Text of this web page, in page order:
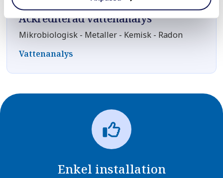
Ackrediterad vattenanalys
Mikrobiologisk - Metaller - Kemisk - Radon
Vattenanalys
Enkel installation